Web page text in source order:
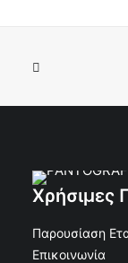
Κορνίζα
Χρήσιμες
Παρουσίαση
Επικοινωνία